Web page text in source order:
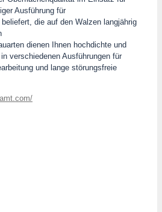
Ausführung für
die auf den Walzen langjährig
dienen Ihnen hochdichte und
verschiedenen Ausführungen für
und lange störungsfreie